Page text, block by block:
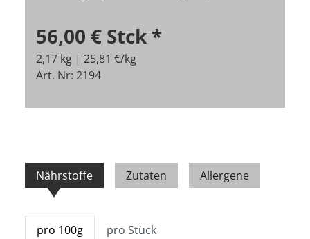
56,00 € Stck *
2,17 kg | 25,81 €/kg
Art. Nr: 2194
Nährstoffe Zutaten Allergene
pro 100g pro Stück